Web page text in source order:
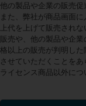
他の製品や企業の販売促
また、弊社が商品画面
上代を上げて販売され
販売や、他の製品や企
格以上の販売が判明し
させていただくことをあ
ライセンス商品以外につ